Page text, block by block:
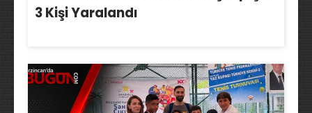
3 Kişi Yaralandı